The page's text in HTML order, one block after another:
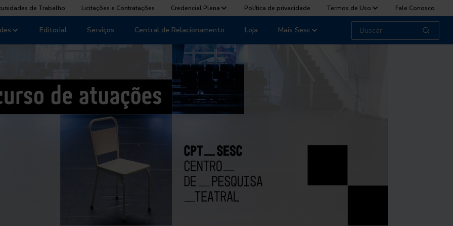
de Trabalho Licitações e Contratações Credencial Plena Política de privacidade Termos de Uso Fale Conosco
Editorial Serviços Central de Relacionamento Loja Mais Sesc